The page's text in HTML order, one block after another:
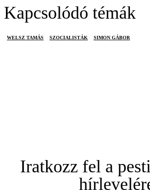
Kapcsolódó témák
WELSZ TAMÁS SZOCIALISTÁK SIMON GÁBOR
Iratkozz fel a